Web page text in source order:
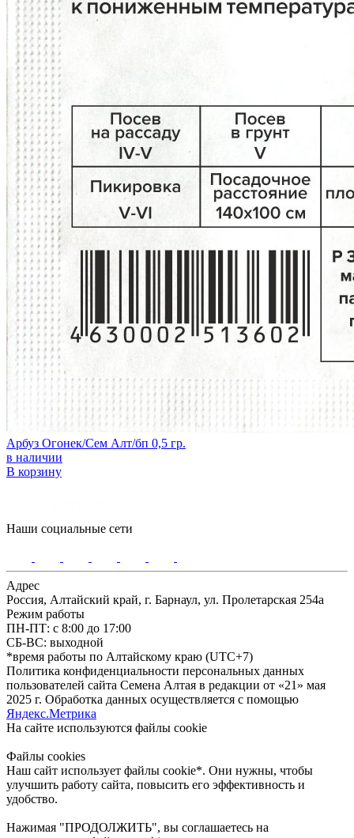
Арбуз Огонек/Сем Алт/бп 0,5 гр.
в наличии
В корзину
Наши социальные сети
Адрес
Россия, Алтайский край, г. Барнаул, ул. Пролетарская 254а
Режим работы
ПН-ПТ: с 8:00 до 17:00
СБ-ВС: выходной
*время работы по Алтайскому краю (UTC+7)
Политика конфиденциальности персональных данных
пользователей сайта Семена Алтая в редакции от «21» мая
2025 г. Обработка данных осуществляется с помощью
Яндекс.Метрика
На сайте используются файлы сookie
Файлы cookies
Наш сайт использует файлы cookie*. Они нужны, чтобы
улучшить работу сайта, повысить его эффективность и
удобство.
Нажимая "ПРОДОЛЖИТЬ", вы соглашаетесь на